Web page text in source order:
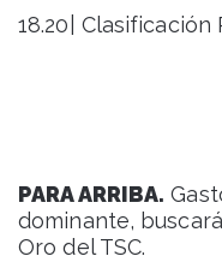
18.20| Clasificación
PARA ARRIBA.
dominante,
Oro del TSC.